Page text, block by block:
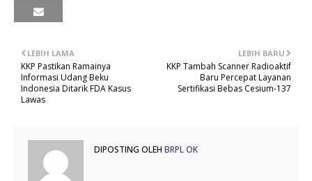
LEBIH BARU
KKP Tambah Scanner Radioaktif
Baru Percepat Layanan
Sertifikasi Bebas Cesium-137
LEBIH LAMA
KKP Pastikan Ramainya
Informasi Udang Beku
Indonesia Ditarik FDA Kasus
Lawas
DIPOSTING OLEH BRPL OK